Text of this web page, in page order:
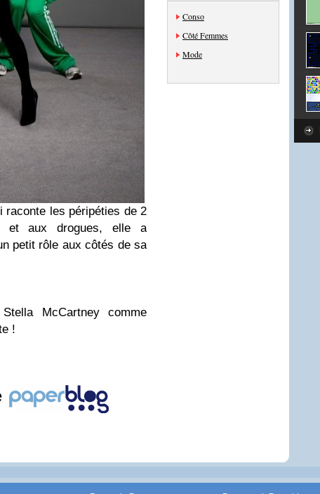
raconte les péripéties de 2
et aux drogues, elle a
petit rôle aux côtés de sa
McCartney comme
!
Conso
Côté Femmes
Mode